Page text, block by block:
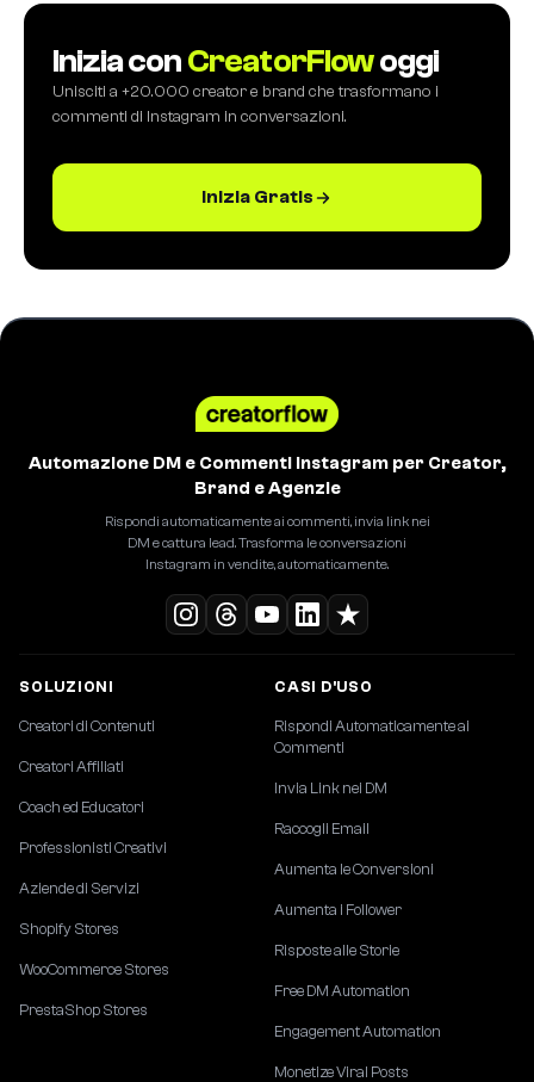
Inizia conCreatorFlowoggi
Unisciti a +20.000 creator e brand che trasformano i
commenti di Instagram in conversazioni.
Inizia Gratis
Automazione DM e Commenti Instagram per Creator,
Brand e Agenzie
Rispondi automaticamente ai commenti, invia link nei
DM e cattura lead. Trasforma le conversazioni
Instagram in vendite, automaticamente.
SOLUZIONI
Creatori di Contenuti
Creatori Affiliati
Coach ed Educatori
Professionisti Creativi
Aziende di Servizi
Shopify Stores
WooCommerce Stores
PrestaShop Stores
CASI D'USO
Rispondi Automaticamente ai
Commenti
Invia Link nei DM
Raccogli Email
Aumenta le Conversioni
Aumenta i Follower
Risposte alle Storie
Free DM Automation
Engagement Automation
Monetize Viral Posts